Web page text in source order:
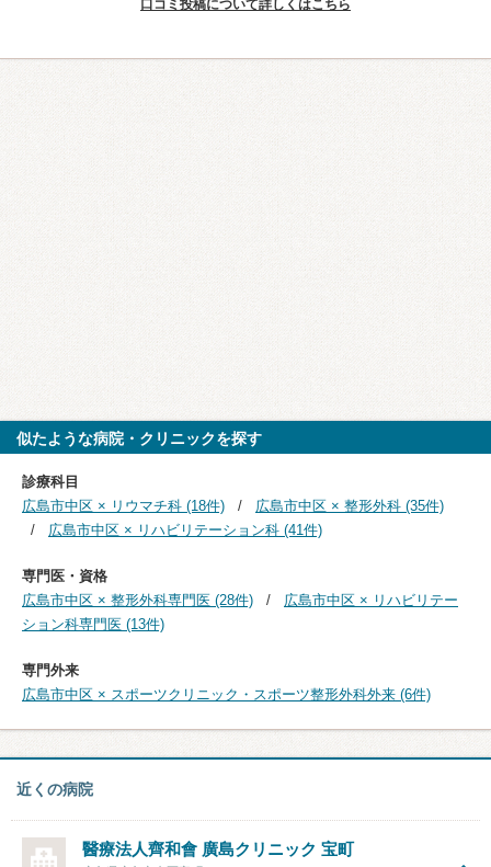
口コミ投稿について詳しくはこちら
似たような病院・クリニックを探す
診療科目
広島市中区 × リウマチ科 (18件)
広島市中区 × 整形外科 (35件)
広島市中区 × リハビリテーション科 (41件)
専門医・資格
広島市中区 × 整形外科専門医 (28件)
広島市中区 × リハビリテー
ション科専門医 (13件)
専門外来
広島市中区 × スポーツクリニック・スポーツ整形外科外来 (6件)
近くの病院
醫療法人齊和會 廣島クリニック 宝町